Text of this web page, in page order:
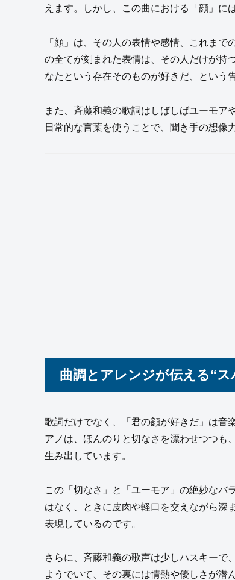
えます。しかし、この曲における「顔」に
「顔」は、その人の表情や感情、これま
の全てが刻まれた表情は、その人だけが持
なたという存在そのものが好きだ、という
また、斉藤和義の歌詞はしばしばユーモア
日常的な言葉を使うことで、聞き手の想像
曲調とアレンジが伝える“
歌詞だけでなく、「君の顔が好きだ」は音
アノは、ほんのりと切なさを漂わせつつも
生み出しています。
この「切なさ」と「ユーモア」の絶妙なバ
はなく、ときに皮肉や軽口を交えながら深
表現しているのです。
さらに、斉藤和義の歌声は少しハスキーで
ようでいて、その裏には情熱や優しさが潜